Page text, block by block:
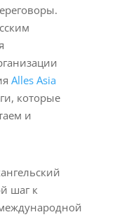
Alles Asia
которые
и
шаг к